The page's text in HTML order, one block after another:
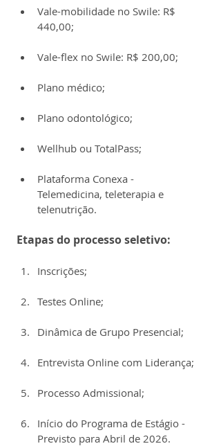
Vale-mobilidade no Swile: R$
440,00;
Vale-flex no Swile: R$ 200,00;
Plano médico;
Plano odontológico;
Wellhub ou TotalPass;
Plataforma Conexa -
Telemedicina, teleterapia e
telenutrição.
Etapas do processo seletivo:
Inscrições;
Testes Online;
Dinâmica de Grupo Presencial;
Entrevista Online com Liderança;
Processo Admissional;
Início do Programa de Estágio -
Previsto para Abril de 2026.